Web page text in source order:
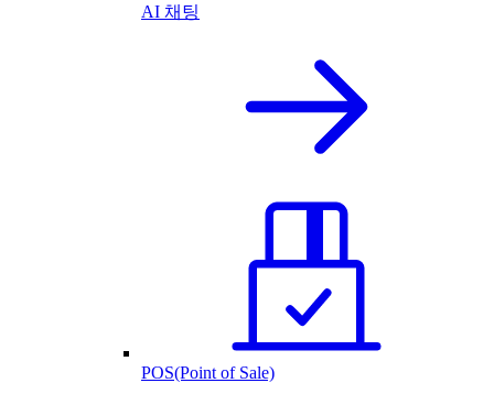
AI 채팅
POS(Point of Sale)